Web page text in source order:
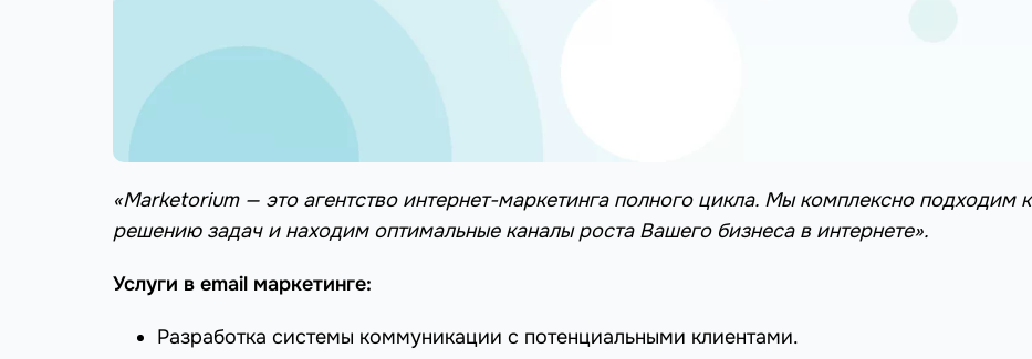
«Marketorium — это агентство интернет-маркетинга полного цикла. Мы комплексно подходим к
решению задач и находим оптимальные каналы роста Вашего бизнеса в интернете».
Услуги в email маркетинге:
Разработка системы коммуникации с потенциальными клиентами.